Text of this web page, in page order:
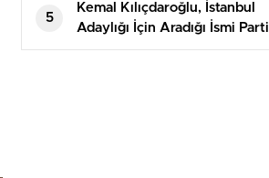
5
Kemal Kılıçdaroğlu, İstanbul
Adaylığı İçin Aradığı İsmi Parti
Dışından Buldu